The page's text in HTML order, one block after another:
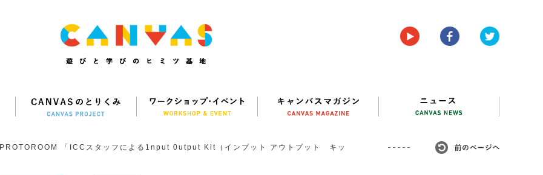
PROTOROOM 「ICCスタッフによる1nput 0utput Kit（インプット アウトプット キッ